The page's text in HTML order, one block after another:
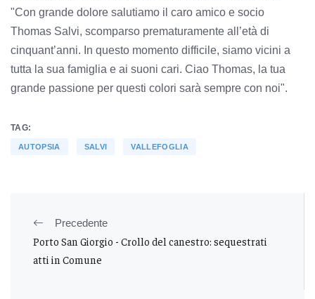
"Con grande dolore salutiamo il caro amico e socio
Thomas Salvi, scomparso prematuramente all’età di
cinquant’anni. In questo momento difficile, siamo vicini a
tutta la sua famiglia e ai suoni cari. Ciao Thomas, la tua
grande passione per questi colori sarà sempre con noi".
TAG:
AUTOPSIA SALVI VALLEFOGLIA
Precedente
Porto San Giorgio - Crollo del canestro: sequestrati
atti in Comune